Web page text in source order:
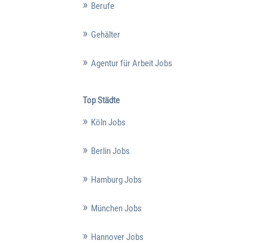
Berufe
Gehälter
Agentur für Arbeit Jobs
Top Städte
Köln Jobs
Berlin Jobs
Hamburg Jobs
München Jobs
Hannover Jobs